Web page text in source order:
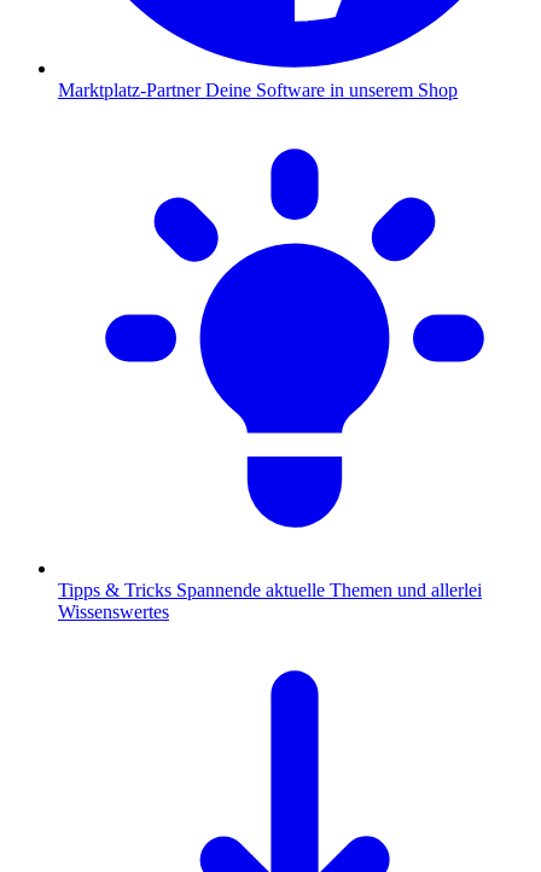
Marktplatz-Partner Deine Software in unserem Shop
Tipps & Tricks Spannende aktuelle Themen und allerlei
Wissenswertes